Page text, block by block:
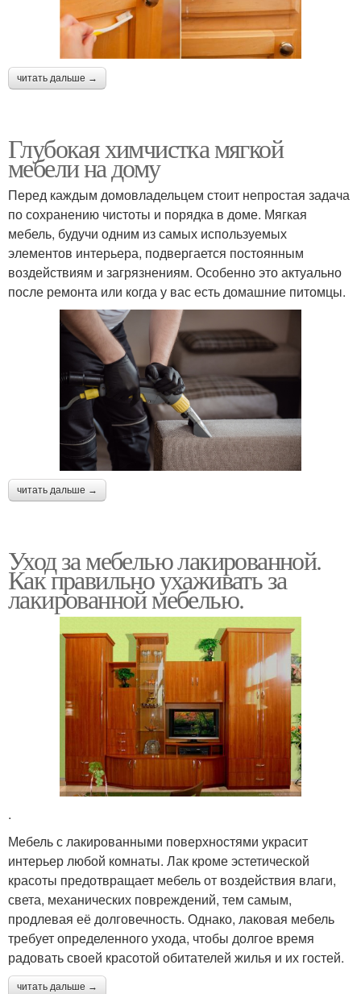
читать дальше →
Глубокая химчистка мягкой
мебели на дому
Перед каждым домовладельцем стоит непростая задача
по сохранению чистоты и порядка в доме. Мягкая
мебель, будучи одним из самых используемых
элементов интерьера, подвергается постоянным
воздействиям и загрязнениям. Особенно это актуально
после ремонта или когда у вас есть домашние питомцы.
читать дальше →
Уход за мебелью лакированной.
Как правильно ухаживать за
лакированной мебелью.
.
Мебель с лакированными поверхностями украсит
интерьер любой комнаты. Лак кроме эстетической
красоты предотвращает мебель от воздействия влаги,
света, механических повреждений, тем самым,
продлевая её долговечность. Однако, лаковая мебель
требует определенного ухода, чтобы долгое время
радовать своей красотой обитателей жилья и их гостей.
читать дальше →